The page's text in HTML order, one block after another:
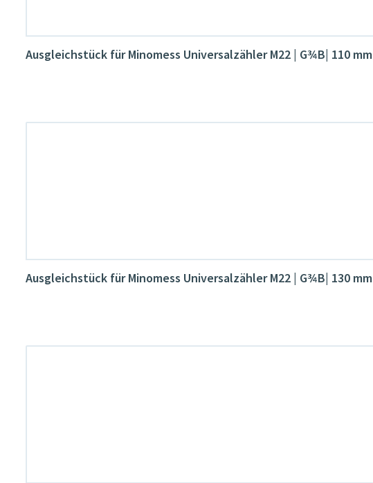
Ausgleichstück für Minomess Universalzähler M22 | G¾B| 110 mm
Ausgleichstück für Minomess Universalzähler M22 | G¾B| 130 mm